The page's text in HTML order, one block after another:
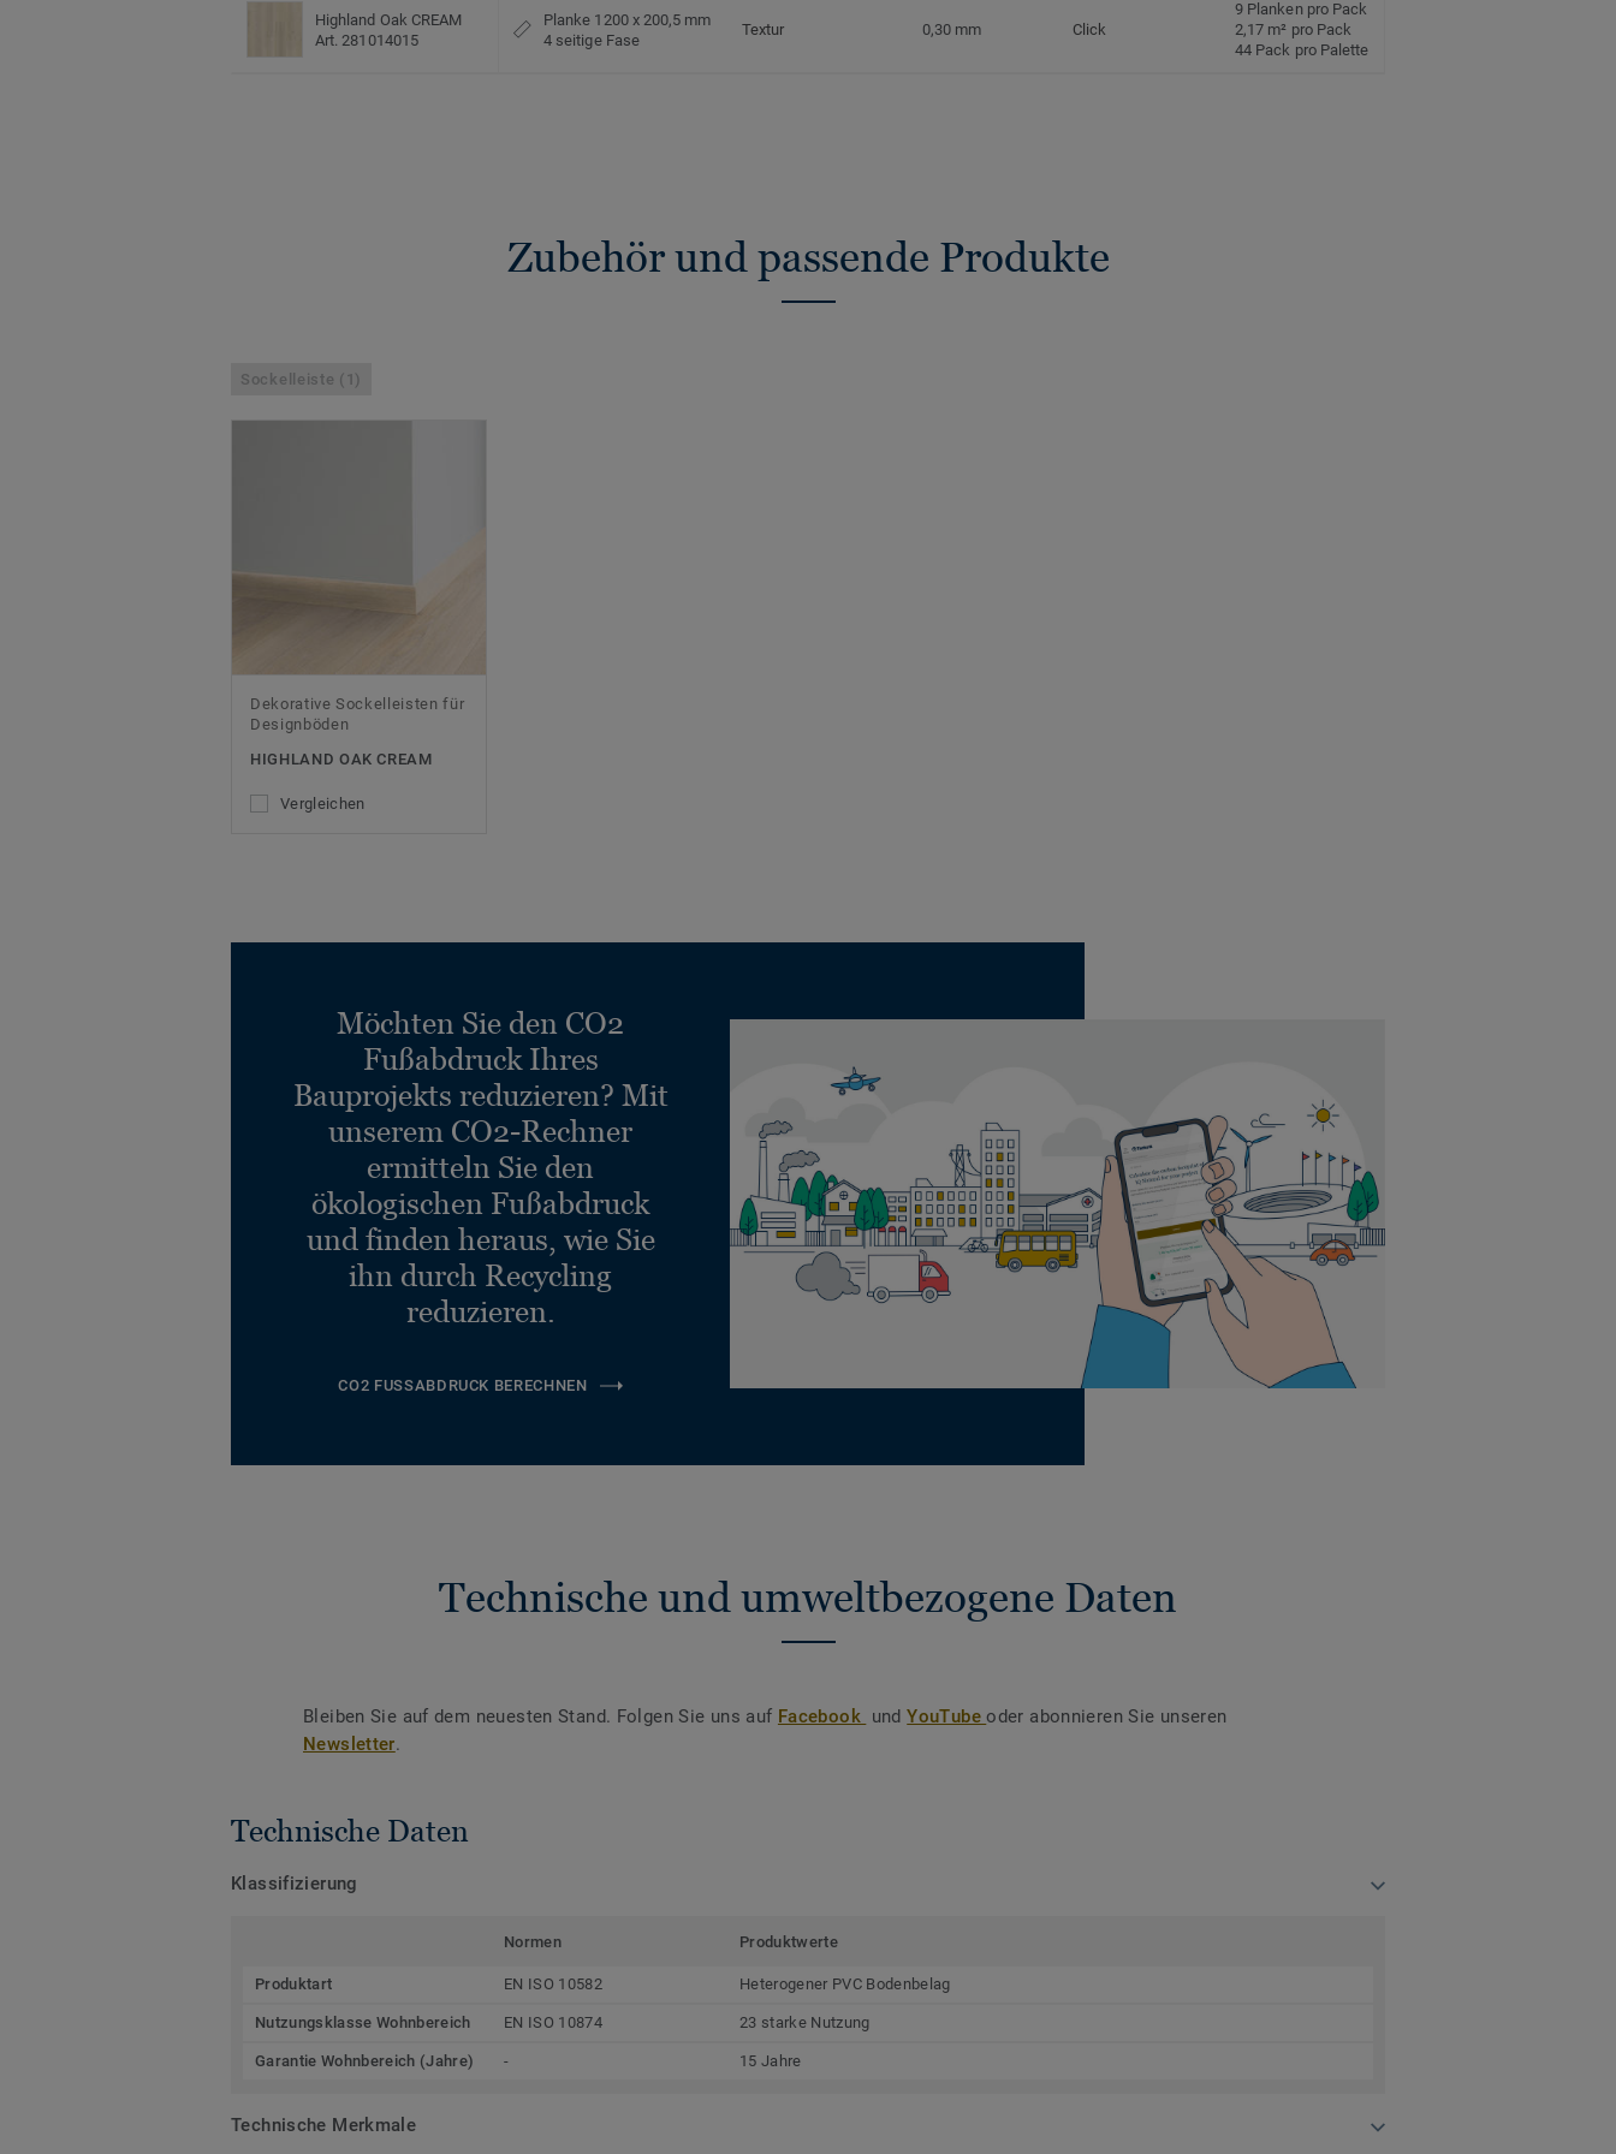
Highland Oak CREAM
Art. 281014015
Planke 1200 x 200,5 mm
4 seitige Fase
Textur 0,30 mm Click
9 Planken pro Pack
2,17 m² pro Pack
44 Pack pro Palette
Zubehör und passende Produkte
Sockelleiste (1)
Dekorative Sockelleisten für
Designböden
HIGHLAND OAK CREAM
Vergleichen
Möchten Sie den CO2
Fußabdruck Ihres
Bauprojekts reduzieren? Mit
unserem CO2-Rechner
ermitteln Sie den
ökologischen Fußabdruck
und finden heraus, wie Sie
ihn durch Recycling
reduzieren.
CO2 FUSSABDRUCK BERECHNEN
Technische und umweltbezogene Daten
Bleiben Sie auf dem neuesten Stand. Folgen Sie uns auf Facebook undYouTubeoder abonnieren Sie unseren
Newsletter.
Technische Daten
Klassifizierung
Normen Produktwerte
Produktart EN ISO 10582 Heterogener PVC Bodenbelag
Nutzungsklasse Wohnbereich EN ISO 10874 23 starke Nutzung
Garantie Wohnbereich (Jahre) - 15 Jahre
Technische Merkmale